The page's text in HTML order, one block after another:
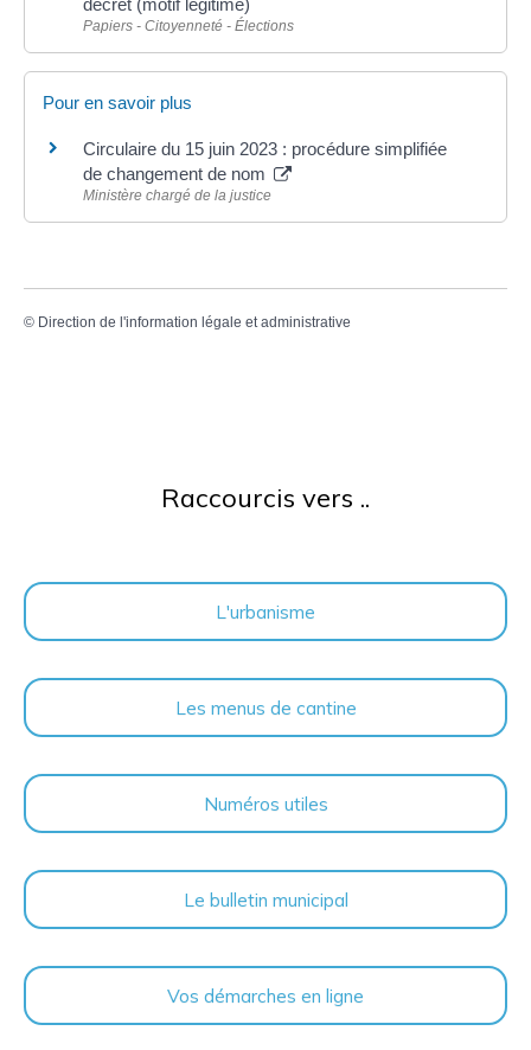
Papiers - Citoyenneté - Élections
Pour en savoir plus
Circulaire du 15 juin 2023 : procédure simplifiée
de changement de nom
Ministère chargé de la justice
© Direction de l'information légale et administrative
Raccourcis vers ..
L'urbanisme
Les menus de cantine
Numéros utiles
Le bulletin municipal
Vos démarches en ligne